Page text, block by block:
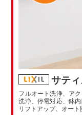
サテ
フルオート洗浄、ア
洗浄、停電対応、鉢
リフトアップ、オー